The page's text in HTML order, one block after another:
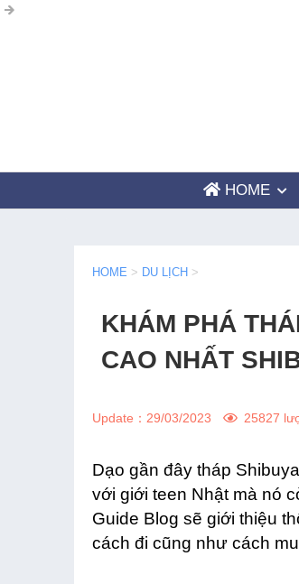
HOME
HOME > DU LỊCH >
KHÁM PHÁ
CAO NHẤT
Update： 29/03/2023 25827
Dạo gần đây tháp
với giới teen Nhật mà nó
Guide Blog sẽ giới thiệu
cách đi cũng như cách